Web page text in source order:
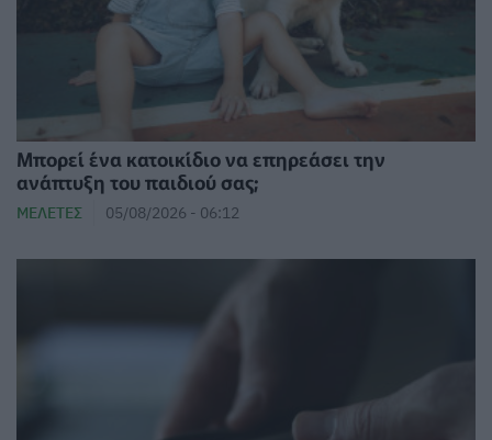
⁠Μπορεί ένα κατοικίδιο να επηρεάσει την
ανάπτυξη του παιδιού σας;
ΜΕΛΈΤΕΣ 05/08/2026 - 06:12